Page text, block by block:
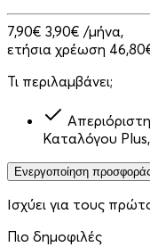
7,90€ 3,90€ /μήνα,
ετήσια χρέωση
Τι περιλαμβάνει;
Καταλόγου
Ενεργοποίηση
Ισχύει για τους
Πιο δημοφιλές